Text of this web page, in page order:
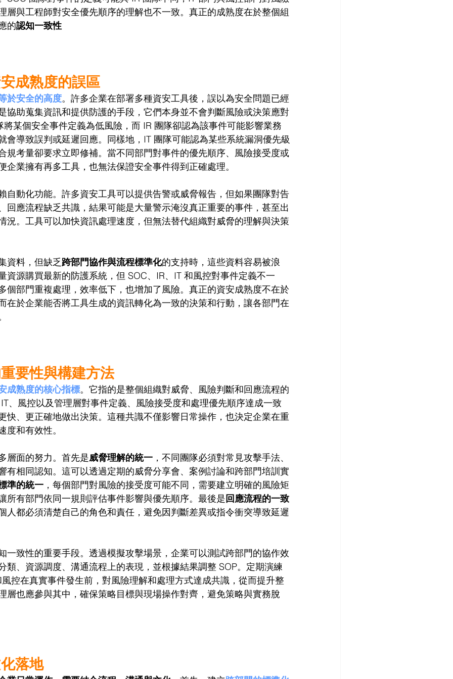
層與工程師對安全優先順序的理解也不一致。真正的成熟度在於整個組
的認知一致性
成熟度的誤區
於安全的高度。許多企業在部署多種資安工具後，誤以為安全問題已經
協助蒐集資訊和提供防護的手段，它們本身並不會判斷風險或決策應對
將某個安全事件定義為低風險，而 IR 團隊卻認為該事件可能影響業務
會導致誤判或延遲回應。同樣地，IT 團隊可能認為某些系統漏洞優先級
規考量卻要求立即修補。當不同部門對事件的優先順序、風險接受度或
企業擁有再多工具，也無法保證安全事件得到正確處理。
自動化功能。許多資安工具可以提供告警或威脅報告，但如果團隊對告
回應流程缺乏共識，結果可能是大量警示淹沒真正重要的事件，甚至出
況。工具可以加快資訊處理速度，但無法替代組織對威脅的理解與決策
資料，但缺乏跨部門協作與流程標準化的支持時，這些資料容易被浪
資源購買最新的防護系統，但 SOC、IR、IT 和風控對事件定義不一
個部門重複處理，效率低下，也增加了風險。真正的資安成熟度不在於
在於企業能否將工具生成的資訊轉化為一致的決策和行動，讓各部門在
要性與構建方法
成熟度的核心指標。它指的是整個組織對威脅、風險判斷和回應流程的
、風控以及管理層對事件定義、風險接受度和處理優先順序達成一致
快、更正確地做出決策。這種共識不僅影響日常操作，也決定企業在重
度和有效性。
層面的努力。首先是威脅理解的統一 ，不同團隊必須對常見攻擊手法、
有相同認知。這可以透過定期的威脅分享會、案例討論和跨部門培訓實
準的統一 ，每個部門對風險的接受度可能不同，需要建立明確的風險矩
所有部門依同一規則評估事件影響與優先順序。最後是回應流程的一致
人都必須清楚自己的角色和責任，避免因判斷差異或指令衝突導致延遲
一致性的重要手段。透過模擬攻擊場景，企業可以測試跨部門的協作效
類、資源調度、溝通流程上的表現，並根據結果調整 SOP。定期演練
控在真實事件發生前，對風險理解和處理方式達成共識，從而提升整
層也應參與其中，確保策略目標與現場操作對齊，避免策略與實務脫
落地